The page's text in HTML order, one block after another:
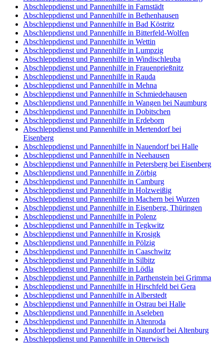
Abschleppdienst und Pannenhilfe in Farnstädt
Abschleppdienst und Pannenhilfe in Bethenhausen
Abschleppdienst und Pannenhilfe in Bad Köstritz
Abschleppdienst und Pannenhilfe in Bitterfeld-Wolfen
Abschleppdienst und Pannenhilfe in Wettin
Abschleppdienst und Pannenhilfe in Lumpzig
Abschleppdienst und Pannenhilfe in Windischleuba
Abschleppdienst und Pannenhilfe in Frauenprießnitz
Abschleppdienst und Pannenhilfe in Rauda
Abschleppdienst und Pannenhilfe in Mehna
Abschleppdienst und Pannenhilfe in Schmiedehausen
Abschleppdienst und Pannenhilfe in Wangen bei Naumburg
Abschleppdienst und Pannenhilfe in Dobitschen
Abschleppdienst und Pannenhilfe in Erdeborn
Abschleppdienst und Pannenhilfe in Mertendorf bei
Eisenberg
Abschleppdienst und Pannenhilfe in Nauendorf bei Halle
Abschleppdienst und Pannenhilfe in Neehausen
Abschleppdienst und Pannenhilfe in Petersberg bei Eisenberg
Abschleppdienst und Pannenhilfe in Zörbig
Abschleppdienst und Pannenhilfe in Camburg
Abschleppdienst und Pannenhilfe in Holzweißig
Abschleppdienst und Pannenhilfe in Machern bei Wurzen
Abschleppdienst und Pannenhilfe in Eisenberg, Thüringen
Abschleppdienst und Pannenhilfe in Polenz
Abschleppdienst und Pannenhilfe in Tegkwitz
Abschleppdienst und Pannenhilfe in Krosigk
Abschleppdienst und Pannenhilfe in Pölzig
Abschleppdienst und Pannenhilfe in Caaschwitz
Abschleppdienst und Pannenhilfe in Silbitz
Abschleppdienst und Pannenhilfe in Lödla
Abschleppdienst und Pannenhilfe in Parthenstein bei Grimma
Abschleppdienst und Pannenhilfe in Hirschfeld bei Gera
Abschleppdienst und Pannenhilfe in Alberstedt
Abschleppdienst und Pannenhilfe in Ostrau bei Halle
Abschleppdienst und Pannenhilfe in Aseleben
Abschleppdienst und Pannenhilfe in Altenroda
Abschleppdienst und Pannenhilfe in Naundorf bei Altenburg
Abschleppdienst und Pannenhilfe in Otterwisch